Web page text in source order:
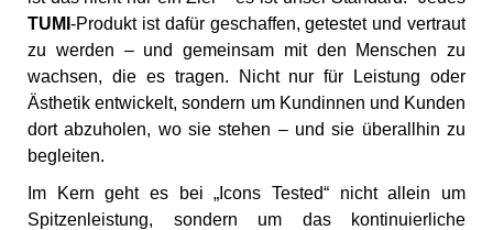
TUMI -Produkt ist dafür geschaffen, getestet und vertraut
zu werden – und gemeinsam mit den Menschen zu
wachsen, die es tragen. Nicht nur für Leistung oder
Ästhetik entwickelt, sondern um Kundinnen und Kunden
dort abzuholen, wo sie stehen – und sie überallhin zu
begleiten.
Im Kern geht es bei „Icons Tested“ nicht allein um
Spitzenleistung, sondern um das kontinuierliche